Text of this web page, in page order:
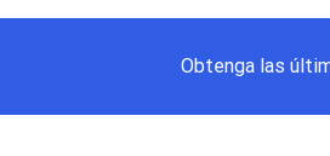
Obtenga las